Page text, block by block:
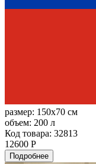
размер: 150x70 см
объем: 200 л
Код товара: 32813
12600 Р
Подробнее